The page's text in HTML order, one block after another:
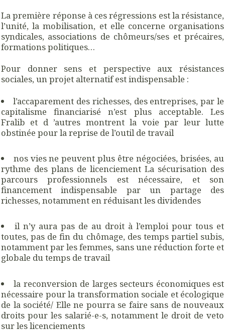
La première réponse à ces régressions est la résistance,
l’unité, la mobilisation, et elle concerne organisations
syndicales, associations de chômeurs/ses et précaires,
formations politiques…
Pour donner sens et perspective aux résistances
sociales, un projet alternatif est indispensable :
l’accaparement des richesses, des entreprises, par le
capitalisme financiarisé n’est plus acceptable. Les
Fralib et d ’autres montrent la voie par leur lutte
obstinée pour la reprise de l’outil de travail
nos vies ne peuvent plus être négociées, brisées, au
rythme des plans de licenciement La sécurisation des
parcours professionnels est nécessaire, et son
financement indispensable par un partage des
richesses, notamment en réduisant les dividendes
il n’y aura pas de au droit à l’emploi pour tous et
toutes, pas de fin du chômage, des temps partiel subis,
notamment par les femmes, sans une réduction forte et
globale du temps de travail
la reconversion de larges secteurs économiques est
nécessaire pour la transformation sociale et écologique
de la société/ Elle ne pourra se faire sans de nouveaux
droits pour les salarié-e-s, notamment le droit de veto
sur les licenciements